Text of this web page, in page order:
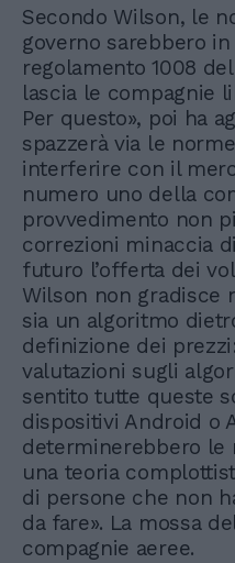
Secondo Wilson, le
governo sarebbero
regolamento 1008
lascia le compagnie
Per questo», poi ha
spazzerà via le
interferire con il
numero uno della
provvedimento non
correzioni minaccia
futuro l’offerta dei
Wilson non gradisce
sia un algoritmo
definizione dei
valutazioni sugli
sentito tutte queste
dispositivi Android o
determinerebbero le
una teoria
di persone che non
da fare». La mossa
compagnie aeree.